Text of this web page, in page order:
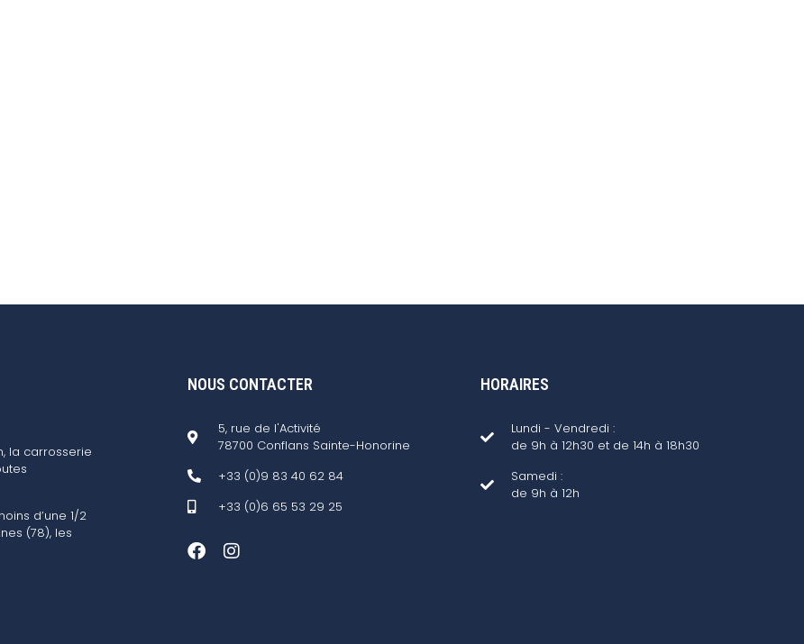
la carrosserie
d’une 1/2
(78), les
NOUS CONTACTER
5, rue de l'Activité
78700 Conflans Sainte-Honorine
+33 (0)9 83 40 62 84
+33 (0)6 65 53 29 25
HORAIRES
Lundi - Vendredi :
de 9h à 12h30 et de 14h à 18h30
Samedi :
de 9h à 12h